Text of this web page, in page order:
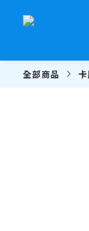
全部商品